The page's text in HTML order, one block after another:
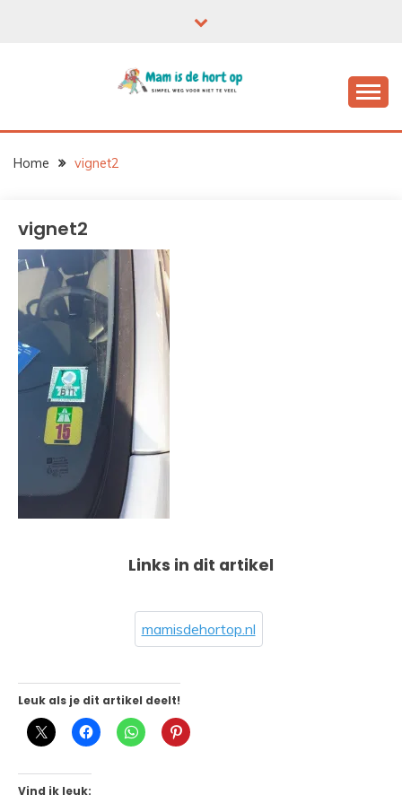
Home vignet2
vignet2
Links in dit artikel
mamisdehortop.nl
Leuk als je dit artikel deelt!
Vind ik leuk: